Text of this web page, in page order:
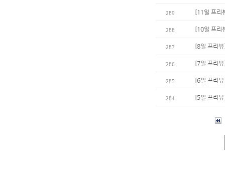
289 [11일 프리
288 [10일 프리
287 [8일 프리
286 [7일 프리
285 [6일 프리
284 [5일 프리